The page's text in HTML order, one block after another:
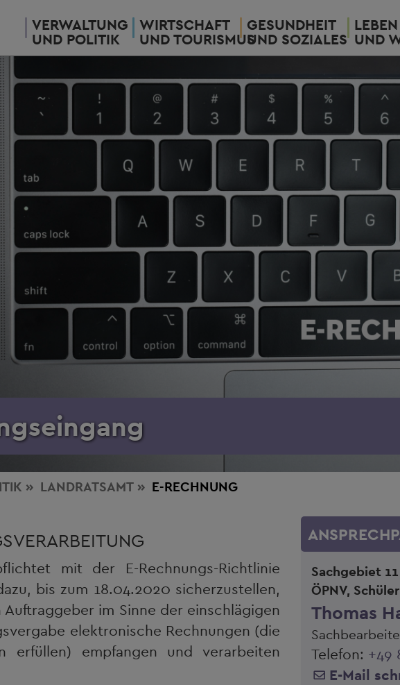
VERWALTUNG
UND POLITIK
WIRTSCHAFT
UND TOURISMUS
GESUNDHEIT
UND SOZIALES
LEBEN
UND
LANDRATSAMT E-RECHNUNG
mit der E-Rechnungs-Richtlinie
bis zum 18.04.2020 sicherzustellen,
im Sinne der einschlägigen
elektronische Rechnungen (die
erfüllen) empfangen und verarbeiten
Sachgebiet
ÖPNV,
Thomas
Telefon: +49
E-Mail